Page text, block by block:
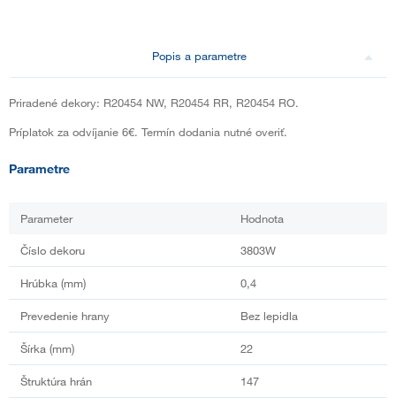
Popis a parametre
Priradené dekory: R20454 NW, R20454 RR, R20454 RO.
Príplatok za odvíjanie 6€. Termín dodania nutné overiť.
Parametre
Parameter Hodnota
Číslo dekoru 3803W
Hrúbka (mm) 0,4
Prevedenie hrany Bez lepidla
Šírka (mm) 22
Štruktúra hrán 147